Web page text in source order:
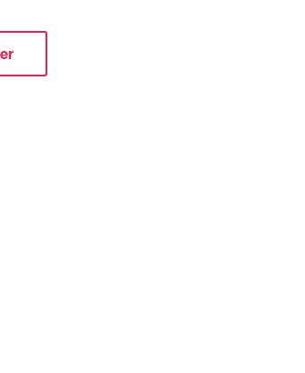
pour Utiliser le wifi sur votre mobile